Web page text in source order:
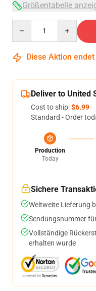
Größentabelle
Diese Aktion endet
Deliver to United
Cost to ship:$6.99
Standard - Order
Production
Today
Sichere
Weltweite Lieferung
Sendungsnummer
Vollständige
erhalten wurde